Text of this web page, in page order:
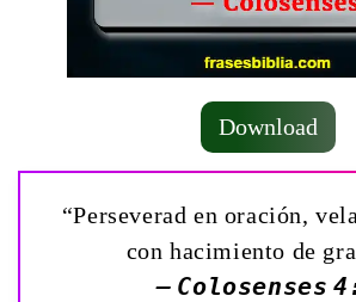
Download
“Perseverad en oración,
con hacimiento de
— Colosenses